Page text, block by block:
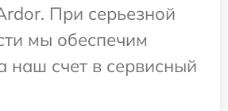
При серьезной
мы обеспечим
наш счет в сервисный